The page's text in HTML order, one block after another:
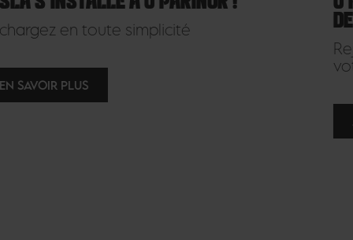
DE FIDÉLITÉ !
Rejoignez le programme qui récompense
votre fidélité et plus encore !